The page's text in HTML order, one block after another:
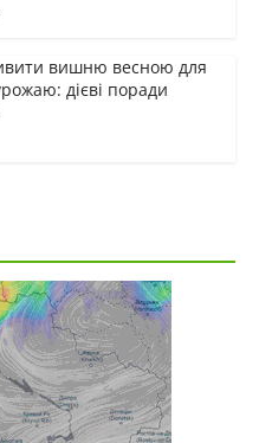
вишню весною для
дієві поради